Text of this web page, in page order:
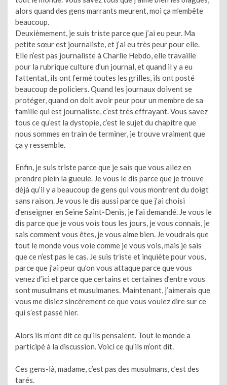
alors quand des gens marrants meurent, moi ça m’embête
beaucoup.
Deuxièmement, je suis triste parce que j’ai eu peur. Ma
petite sœur est journaliste, et j’ai eu très peur pour elle.
Elle n’est pas journaliste à Charlie Hebdo, elle travaille
pour la rubrique culture d’un journal, et quand il y a eu
l’attentat, ils ont fermé toutes les grilles, ils ont posté
beaucoup de policiers. Quand les journaux doivent se
protéger, quand on doit avoir peur pour un membre de sa
famille qui est journaliste, c’est très effrayant. Vous savez
tous ce qu’est la dystopie, c’est le sujet du chapitre que
nous sommes en train de terminer, je trouve vraiment que
ça y ressemble.
Enfin, je suis triste parce que je sais que vous allez en
prendre plein la gueule. Je vous le dis parce que je trouve
déjà qu’il y a beaucoup de gens qui vous montrent du doigt
sans raison. Je vous le dis aussi parce que j’ai choisi
d’enseigner en Seine Saint-Denis, je l’ai demandé. Je vous le
dis parce que je vous vois tous les jours, je vous connais, je
sais comment vous êtes, je vous aime bien. Je voudrais que
tout le monde vous voie comme je vous vois, mais je sais
que ce n’est pas le cas. Je suis triste et inquiète pour vous,
parce que j’ai peur qu’on vous attaque parce que vous
venez d’ici et parce que certains et certaines d’entre vous
sont musulmans et musulmanes. Maintenant, j’aimerais que
vous me disiez sincèrement ce que vous voulez dire sur ce
qui s’est passé hier.
Alors ils m’ont dit ce qu’ils pensaient. Tout le monde a
participé à la discussion. Voici ce qu’ils m’ont dit.
Ces gens-là, madame, c’est pas des musulmans, c’est des
tarés.